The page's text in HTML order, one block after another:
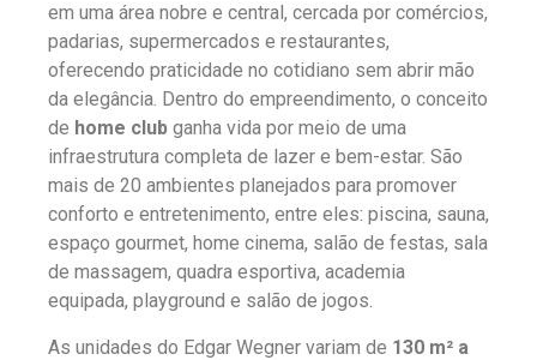
em uma área nobre e central, cercada por comércios,
padarias, supermercados e restaurantes,
oferecendo praticidade no cotidiano sem abrir mão
da elegância. Dentro do empreendimento, o conceito
de home club ganha vida por meio de uma
infraestrutura completa de lazer e bem-estar. São
mais de 20 ambientes planejados para promover
conforto e entretenimento, entre eles: piscina, sauna,
espaço gourmet, home cinema, salão de festas, sala
de massagem, quadra esportiva, academia
equipada, playground e salão de jogos.
As unidades do Edgar Wegner variam de 130 m² a